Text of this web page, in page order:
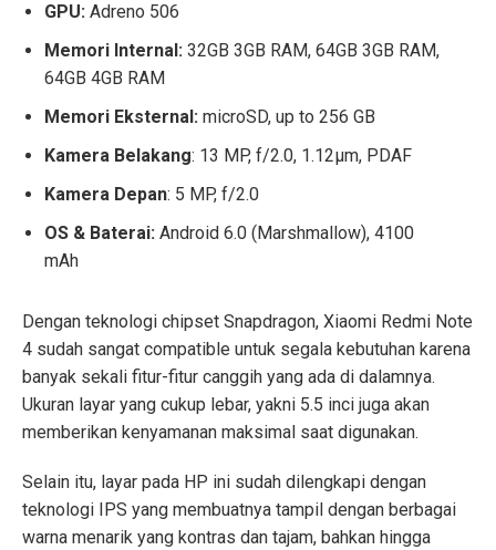
GPU: Adreno 506
Memori Internal: 32GB 3GB RAM, 64GB 3GB RAM,
64GB 4GB RAM
Memori Eksternal: microSD, up to 256 GB
Kamera Belakang: 13 MP, f/2.0, 1.12µm, PDAF
Kamera Depan: 5 MP, f/2.0
OS & Baterai: Android 6.0 (Marshmallow), 4100
mAh
Dengan teknologi chipset Snapdragon, Xiaomi Redmi Note
4 sudah sangat compatible untuk segala kebutuhan karena
banyak sekali fitur-fitur canggih yang ada di dalamnya.
Ukuran layar yang cukup lebar, yakni 5.5 inci juga akan
memberikan kenyamanan maksimal saat digunakan.
Selain itu, layar pada HP ini sudah dilengkapi dengan
teknologi IPS yang membuatnya tampil dengan berbagai
warna menarik yang kontras dan tajam, bahkan hingga